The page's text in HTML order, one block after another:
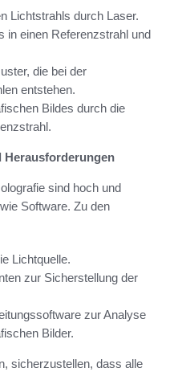
Lichtstrahls durch Laser.
in einen Referenzstrahl und
die bei der
entstehen.
Bildes durch die
Herausforderungen
sind hoch und
Software. Zu den
Lichtquelle.
zur Sicherstellung der
zur Analyse
Bilder.
sicherzustellen, dass alle